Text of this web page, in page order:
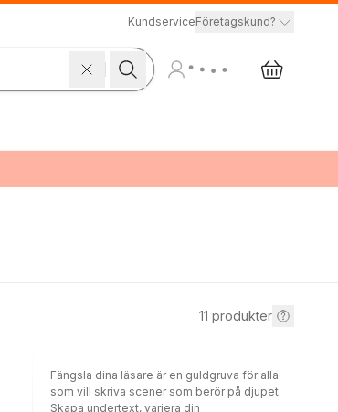
KundserviceFöretagskund?
11 produkter
Fängsla dina läsare är en guldgruva för alla
som vill skriva scener som berör på djupet.
Skapa undertext, variera din